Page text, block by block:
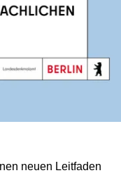
neuen Leitfaden